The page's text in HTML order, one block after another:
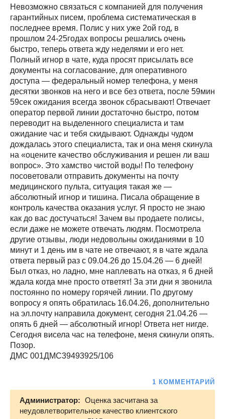
Невозможно связаться с компанией для получения
гарантийных писем, проблема систематическая в
последнее время. Полис у них уже 2ой год, в
прошлом 24-25годах вопросы решались очень
быстро, теперь ответа жду неделями и его нет.
Полный игнор в чате, куда просят присылать все
документы на согласование, для оперативного
доступа — федеральный номер телефона, у меня
десятки звонков на него и все без ответа, после 59мин
59сек ожидания всегда звонок сбрасывают! Отвечает
оператор первой линии достаточно быстро, потом
переводит на выделенного специалиста и там
ожидание час и тебя скидывают. Однажды чудом
дождалась этого специалиста, так и она меня скинула
на «оцените качество обслуживания и решен ли ваш
вопрос». Это хамство чистой воды! По телефону
посоветовали отправить документы на почту
медицинского пульта, ситуация такая же —
абсолютный игнор и тишина. Писала обращение в
контроль качества оказания услуг. Я просто не знаю
как до вас достучаться! Зачем вы продаете полисы,
если даже не можете отвечать людям. Посмотрела
другие отзывы, люди недовольны ожиданиями в 10
минут и 1 день им в чате не отвечают, я в чате ждала
ответа первый раз с 09.04.26 до 15.04.26 — 6 дней!
Был отказ, но ладно, мне наплевать на отказ, я 6 дней
ждала когда мне просто ответят! За эти дни я звонила
постоянно по номеру горячей линии. По другому
вопросу я опять обратилась 16.04.26, дополнительно
на эл.почту направила документ, сегодня 21.04.26 —
опять 6 дней — абсолютный игнор! Ответа нет нигде.
Сегодня висела час на телефоне, меня скинули опять.
Позор.
ДМС 001ДМС39493925/106
1 КОММЕНТАРИЙ
Администратор: Оценка засчитана за
неудовлетворительное качество клиентского